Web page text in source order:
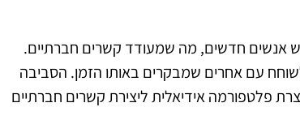
אנשים חדשים, מה שמעודד קשרים חברתיים.
לשוחח עם אחרים שמבקרים באותו הזמן. הסביבה
פלטפורמה אידיאלית ליצירת קשרים חברתיים